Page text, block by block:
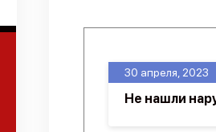
30 апреля, 2023
Не нашли